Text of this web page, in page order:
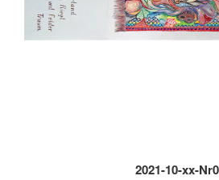
2021-10-xx-